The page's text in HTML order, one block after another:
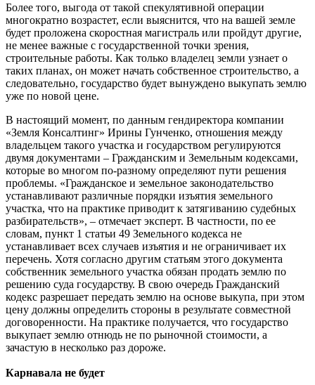
Более того, выгода от такой спекулятивной операции
многократно возрастет, если выяснится, что на вашей земле
будет проложена скоростная магистраль или пройдут другие,
не менее важные с государственной точки зрения,
строительные работы. Как только владелец земли узнает о
таких планах, он может начать собственное строительство, а
следовательно, государство будет вынуждено выкупать землю
уже по новой цене.
В настоящий момент, по данным гендиректора компании
«Земля Консалтинг» Ирины Гунченко, отношения между
владельцем такого участка и государством регулируются
двумя документами – Гражданским и Земельным кодексами,
которые во многом по-разному определяют пути решения
проблемы. «Гражданское и земельное законодательство
устанавливают различные порядки изъятия земельного
участка, что на практике приводит к затягиванию судебных
разбирательств», – отмечает эксперт. В частности, по ее
словам, пункт 1 статьи 49 Земельного кодекса не
устанавливает всех случаев изъятия и не ограничивает их
перечень. Хотя согласно другим статьям этого документа
собственник земельного участка обязан продать землю по
решению суда государству. В свою очередь Гражданский
кодекс разрешает передать землю на основе выкупа, при этом
цену должны определить стороны в результате совместной
договоренности. На практике получается, что государство
выкупает землю отнюдь не по рыночной стоимости, а
зачастую в несколько раз дороже.
Карнавала не будет